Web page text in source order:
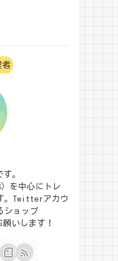
者
。
）を中心にトレ
。Twitterアカウ
ショップ
いします！